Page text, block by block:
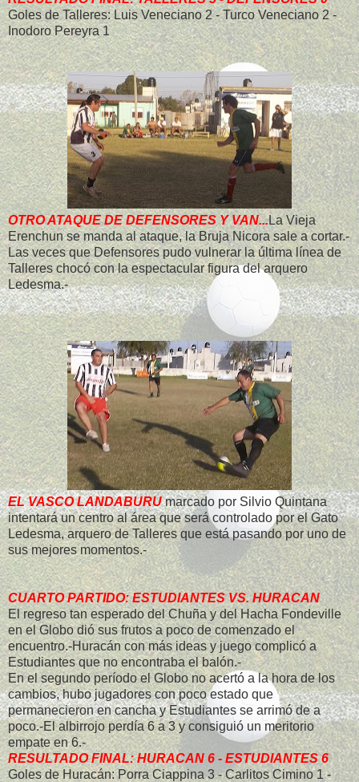
Goles de Talleres: Luis Veneciano 2 - Turco Veneciano 2 -
Inodoro Pereyra 1
OTRO ATAQUE DE DEFENSORES Y VAN...La Vieja
Erenchun se manda al ataque, la Bruja Nicora sale a cortar.-
Las veces que Defensores pudo vulnerar la última línea de
Talleres chocó con la espectacular figura del arquero
Ledesma.-
EL VASCO LANDABURUmarcado por Silvio Quintana
intentará un centro al área que será controlado por el Gato
Ledesma, arquero de Talleres que está pasando por uno de
sus mejores momentos.-
CUARTO PARTIDO: ESTUDIANTES VS. HURACAN
El regreso tan esperado del Chuña y del Hacha Fondeville
en el Globo dió sus frutos a poco de comenzado el
encuentro.-Huracán con más ideas y juego complicó a
Estudiantes que no encontraba el balón.-
En el segundo período el Globo no acertó a la hora de los
cambios, hubo jugadores con poco estado que
permanecieron en cancha y Estudiantes se arrimó de a
poco.-El albirrojo perdía 6 a 3 y consiguió un meritorio
empate en 6.-
RESULTADO FINAL: HURACAN 6 - ESTUDIANTES 6
Goles de Huracán: Porra Ciappina 3 - Carlitos Cimino 1 -